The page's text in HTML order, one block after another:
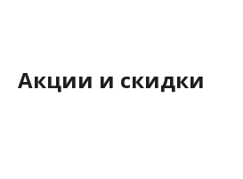
Акции и скидки